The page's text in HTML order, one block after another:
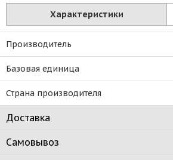
Характеристики
Производитель
Базовая единица
Страна производителя
Доставка
Самовывоз